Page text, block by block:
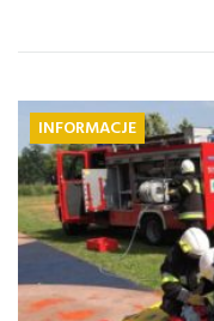
INFORMACJE